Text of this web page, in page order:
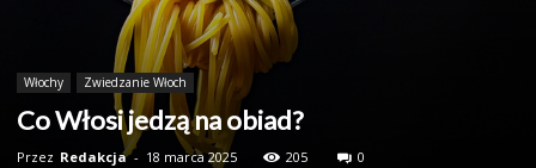
Włochy Zwiedzanie Włoch
Co Włosi jedzą na obiad?
Przez Redakcja - 18 marca 2025 205 0